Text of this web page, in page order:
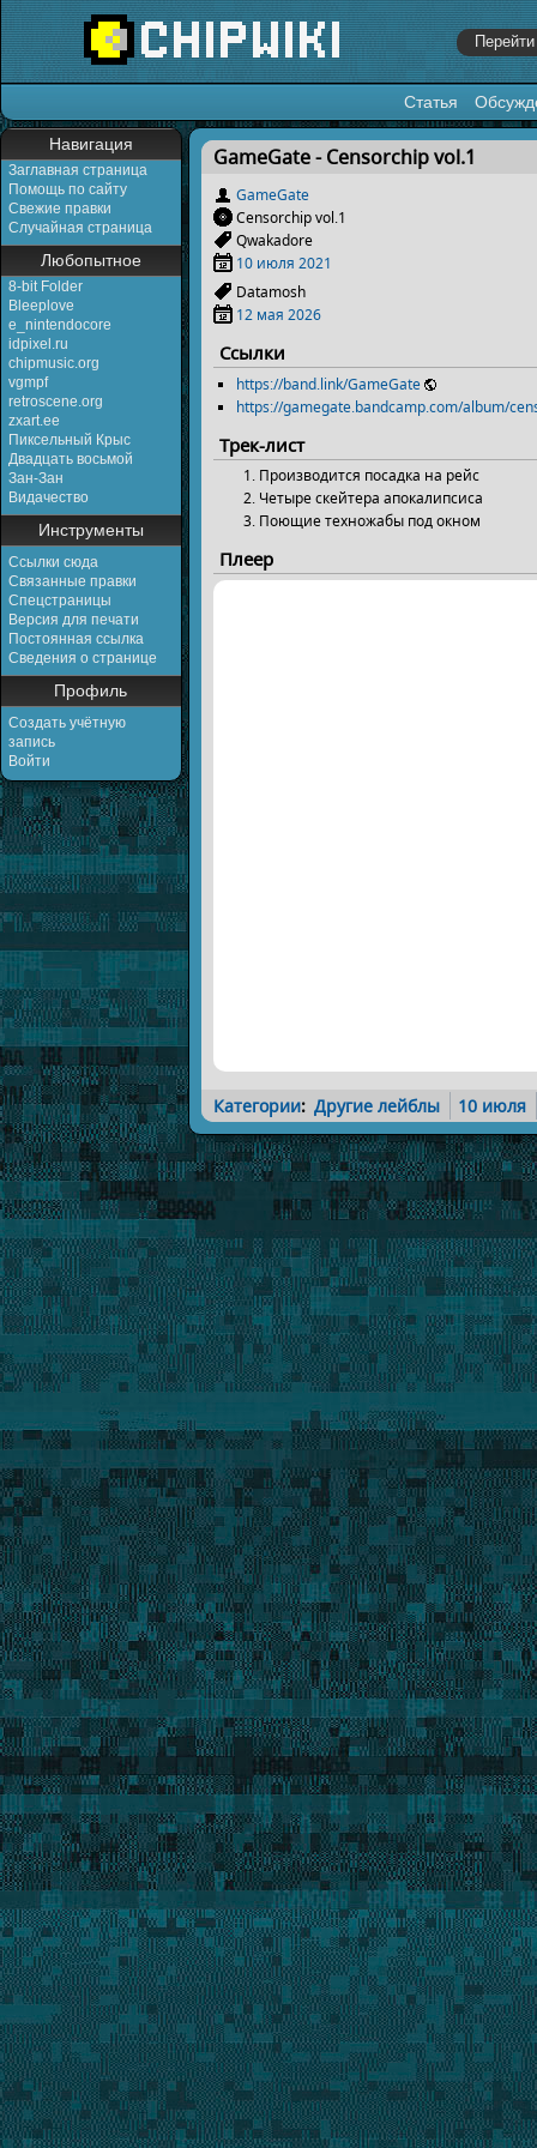
Статья
Навигация
Заглавная страница
Помощь по сайту
Свежие правки
Случайная страница
Любопытное
8-bit Folder
Bleeplove
e_nintendocore
idpixel.ru
chipmusic.org
vgmpf
retroscene.org
zxart.ee
Пиксельный Крыс
Двадцать восьмой
Зан-Зан
Видачество
Инструменты
Ссылки сюда
Связанные правки
Спецстраницы
Версия для печати
Постоянная ссылка
Сведения о странице
Профиль
Создать учётную
запись
Войти
Перейти к:навигация,поиск
GameGate - Censorchip vol​.​1
GameGate
Censorchip vol​.​1
Qwakadore
10 июля 2021
Datamosh
12 мая 2026
Ссылки
https://band.link/GameGate
https://gamegate.bandcamp.com/album/
Трек-лист
Производится посадка на рейс
Четыре скейтера апокалипсиса
Поющие техножабы под окном
Плеер
Категории: Другие лейблы 10 июля